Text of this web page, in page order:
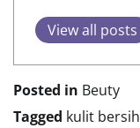
View all posts
Posted in Beuty
Tagged kulit bersih